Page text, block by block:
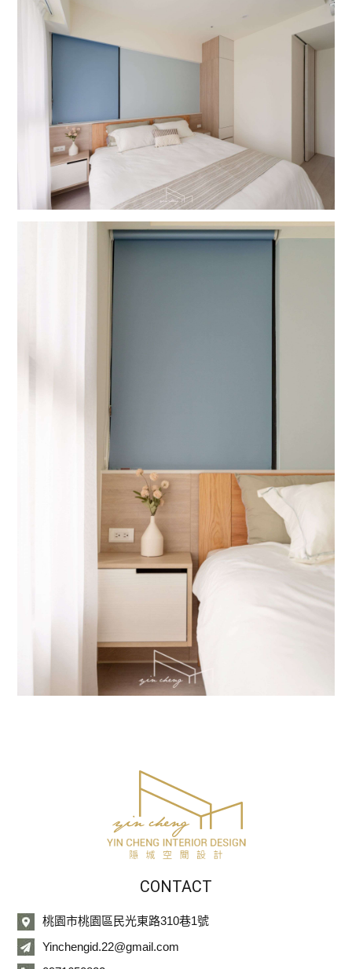
CONTACT
桃園市桃園區民光東路310巷1號
Yinchengid.22@gmail.com